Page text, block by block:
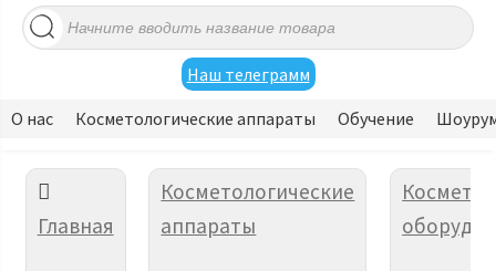
Поиск
товаров
Наш телеграмм
О нас Косметологические аппараты Обучение
Главная
Косметологические
аппараты